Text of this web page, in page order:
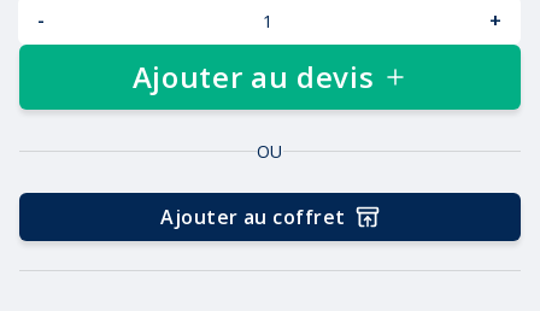
- +
Ajouter au devis
OU
Ajouter au coffret